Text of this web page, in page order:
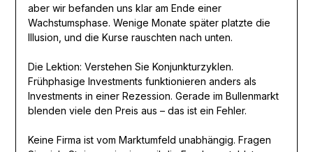
aber wir befanden uns klar am Ende einer
Wachstumsphase. Wenige Monate später platzte die
Illusion, und die Kurse rauschten nach unten.
Die Lektion: Verstehen Sie Konjunkturzyklen.
Frühphasige Investments funktionieren anders als
Investments in einer Rezession. Gerade im Bullenmarkt
blenden viele den Preis aus – das ist ein Fehler.
Keine Firma ist vom Marktumfeld unabhängig. Fragen